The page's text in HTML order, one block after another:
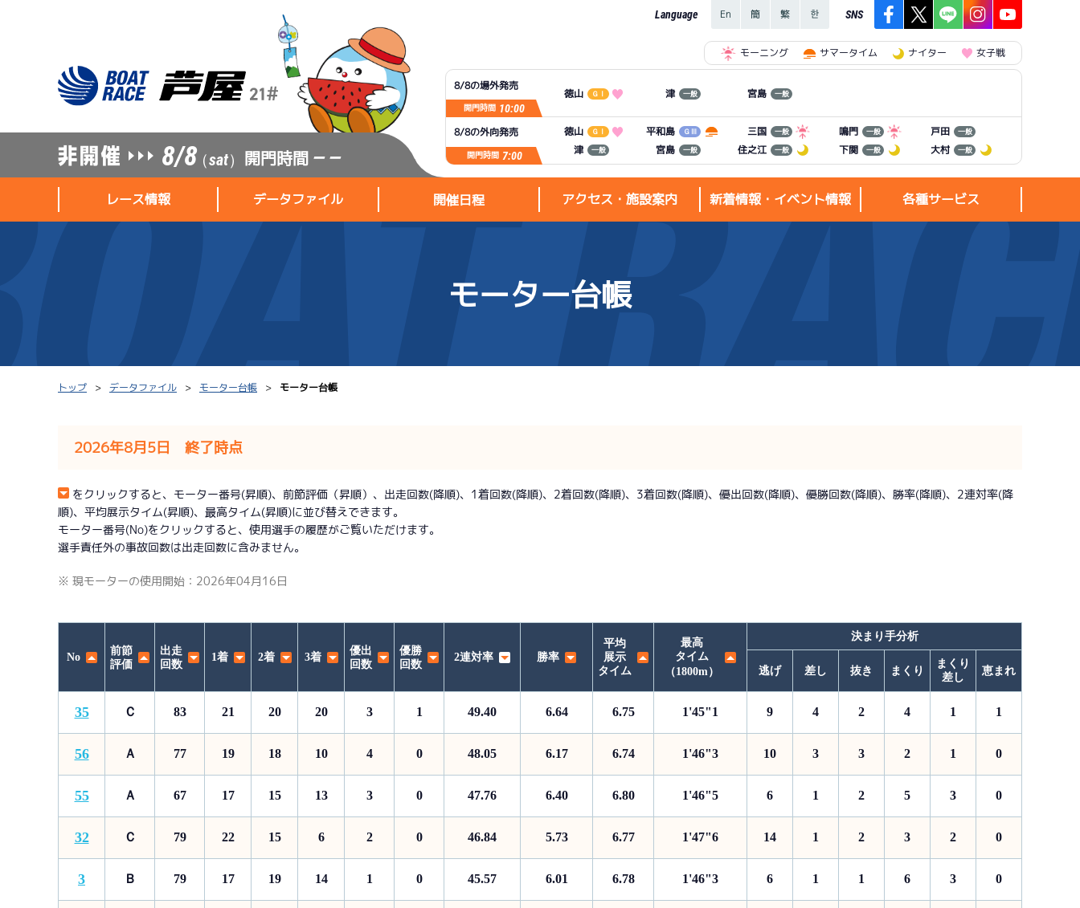
8/8（sat） 開門時間 — —
Language SNS
モーニング サマータイム ナイター 女子戦
8/8の場外発売
開門時間 10:00
徳山 ＧⅠ 津 一般 宮島 一般
8/8の外向発売
開門時間 7:00
徳山 ＧⅠ 平和島 ＧⅢ 三国 一般 鳴門 一般 戸田 一般
津 一般 宮島 一般 住之江 一般 下関 一般 大村 一般
レース情報
レース結果一覧
出走表PDF
モーター抽選結果・
選手コメント
データファイル
ボートデータ
出目データ
開催日程 アクセス・施設案内
施設案内
BTS天文館
新着情報・イベント情報 各種サービス
モーター台帳
トップ データファイル モーター台帳 モーター台帳
2026年8月5日 終了時点
をクリックすると、モーター番号(昇順)、前節評価（昇順）、出走回数(降順)、1着回数(降順)、2着回数(降順)、3着回数(降順)、優出回数(降順)、優勝回数(降順)、勝率(降順)、2連対率(降
順)、平均展示タイム(昇順)、最高タイム(昇順)に並び替えできます。
モーター番号(No)をクリックすると、使用選手の履歴がご覧いただけます。
選手責任外の事故回数は出走回数に含みません。
※ 現モーターの使用開始：2026年04月16日
No
前節
評価
出走
回数
1着 2着 3着
優出
回数
優勝
回数
2連対率 勝率
平均
展示
タイム
最高
タイム
（1800m）
決まり手分析
逃げ 差し 抜き まくり
まくり
差し
恵まれ
35 Ｃ 83 21 20 20 3 1 49.40 6.64 6.75 1'45"1 9 4 2 4 1 1
56 Ａ 77 19 18 10 4 0 48.05 6.17 6.74 1'46"3 10 3 3 2 1 0
55 Ａ 67 17 15 13 3 0 47.76 6.40 6.80 1'46"5 6 1 2 5 3 0
32 Ｃ 79 22 15 6 2 0 46.84 5.73 6.77 1'47"6 14 1 2 3 2 0
3 Ｂ 79 17 19 14 1 0 45.57 6.01 6.78 1'46"3 6 1 1 6 3 0